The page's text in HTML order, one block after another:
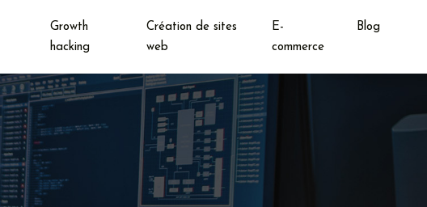
Growth
hacking
Création de sites
web
E-
commerce
Blog